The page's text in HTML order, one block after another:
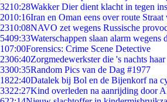
3210:28Wakker Dier dient klacht in tegen
2010:16Iran en Oman eens over route
2310:08NAVO zet wegens Russische
5409:33Waterschappen slaan alarm wegens
107:00Forensics: Crime Scene Detective
2306:40Zorgmedewerkster die 's nachts
3300:35Random Pics van de Dag #1977
1822:40Datalek bij Bol en de Bijenkorf na
3322:27Kind overleden na aanrijding door